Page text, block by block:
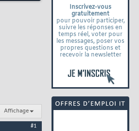
Inscrivez-vous
gratuitement
pour pouvoir participer,
suivre les réponses en
temps réel, voter pour
les messages, poser vos
propres questions et
recevoir la newsletter
Affichage
#1